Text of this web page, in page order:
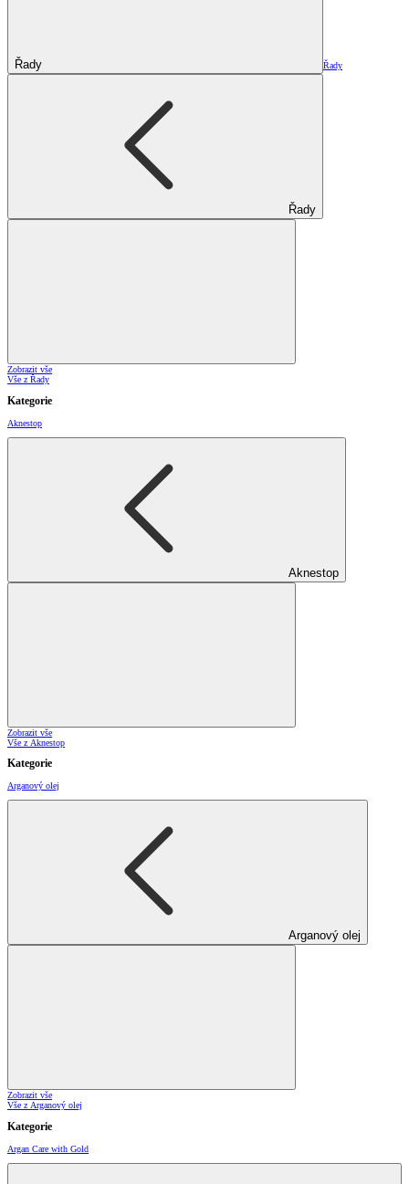
Řady Řady
Řady
Zobrazit vše
Vše z Řady
Kategorie
Aknestop
Aknestop
Zobrazit vše
Vše z Aknestop
Kategorie
Arganový olej
Arganový olej
Zobrazit vše
Vše z Arganový olej
Kategorie
Argan Care with Gold